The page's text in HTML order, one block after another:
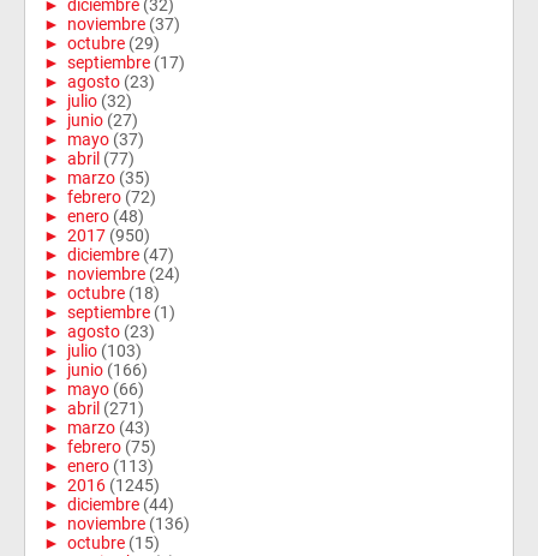
► diciembre (32)
► noviembre (37)
► octubre (29)
► septiembre (17)
► agosto (23)
► julio (32)
► junio (27)
► mayo (37)
► abril (77)
► marzo (35)
► febrero (72)
► enero (48)
► 2017 (950)
► diciembre (47)
► noviembre (24)
► octubre (18)
► septiembre (1)
► agosto (23)
► julio (103)
► junio (166)
► mayo (66)
► abril (271)
► marzo (43)
► febrero (75)
► enero (113)
► 2016 (1245)
► diciembre (44)
► noviembre (136)
► octubre (15)